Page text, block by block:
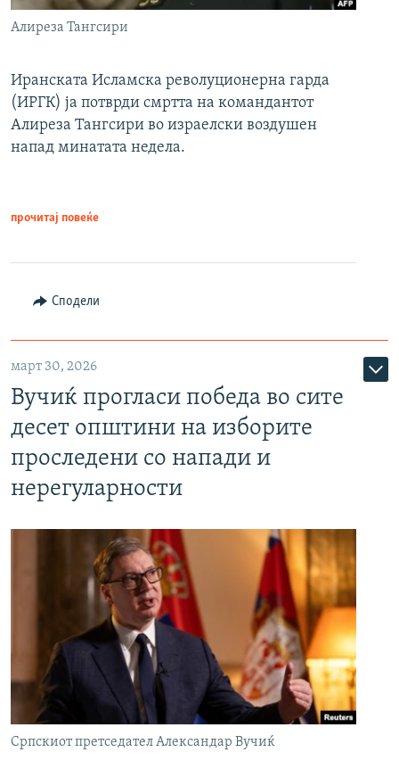
Алиреза Тангсири
Иранската Исламска револуционерна гарда
(ИРГК) ја потврди смртта на командантот
Алиреза Тангсири во израелски воздушен
напад минатата недела.
прочитај повеќе
Сподели
март 30, 2026
Вучиќ прогласи победа во сите
десет општини на изборите
проследени со напади и
нерегуларности
Српскиот претседател Александар Вучиќ